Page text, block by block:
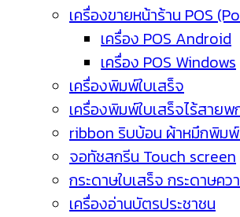
เครื่องขายหน้าร้าน POS
เครื่อง POS Android
เครื่อง POS Windows
เครื่องพิมพ์ใบเสร็จ
เครื่องพิมพ์ใบเสร็จไร้สาย
ribbon ริบบ้อน ผ้าหมึกพิม
จอทัชสกรีน Touch screen
กระดาษใบเสร็จ กระดาษคว
เครื่องอ่านบัตรประชาชน